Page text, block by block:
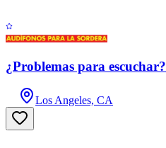
¿Problemas para escuchar?
Los Angeles, CA